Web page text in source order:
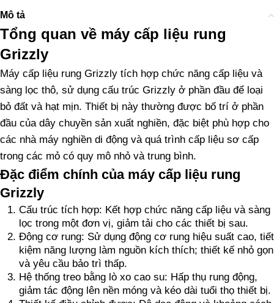
Mô tả
Tổng quan về máy cấp liệu rung
Grizzly
Máy cấp liệu rung Grizzly tích hợp chức năng cấp liệu và
sàng lọc thô, sử dụng cấu trúc Grizzly ở phần đầu để loại
bỏ đất và hạt mịn. Thiết bị này thường được bố trí ở phần
đầu của dây chuyền sản xuất nghiền, đặc biệt phù hợp cho
các nhà máy nghiền di động và quá trình cấp liệu sơ cấp
trong các mỏ có quy mô nhỏ và trung bình.
Đặc điểm chính của máy cấp liệu rung
Grizzly
Cấu trúc tích hợp: Kết hợp chức năng cấp liệu và sàng
lọc trong một đơn vị, giảm tải cho các thiết bị sau.
Động cơ rung: Sử dụng động cơ rung hiệu suất cao, tiết
kiệm năng lượng làm nguồn kích thích; thiết kế nhỏ gọn
và yêu cầu bảo trì thấp.
Hệ thống treo bằng lò xo cao su: Hấp thụ rung động,
giảm tác động lên nền móng và kéo dài tuổi thọ thiết bị.